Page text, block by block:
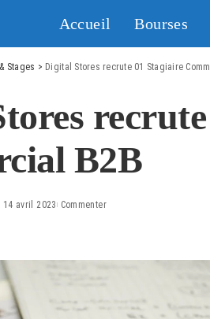
Accueil Bourses
Stages > Digital Stores recrute 01 Stagiaire
B2B
14 avril 2023 Commenter